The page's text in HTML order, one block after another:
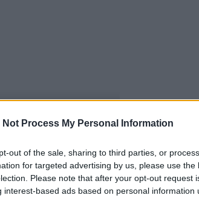
Not Process My Personal Information
out of the sale, sharing to third parties, or
for targeted advertising by us, please use the
Please note that after your opt-out request
interest-based ads based on personal information